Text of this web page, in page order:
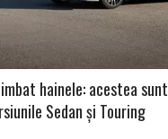
hainele: acestea
Sedan și Touring